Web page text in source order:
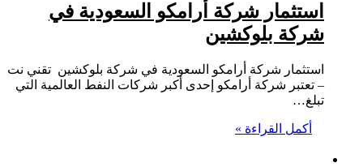
استثمار شركة أرامكو السعودية في
شركة بلوكشين
استثمار شركة أرامكو السعودية في شركة بلوكشين تقني نت
– تعتبر شركة أرامكو إحدى أكبر شركات النفط العالمية التي
تبلغ…
أكمل القراءة »